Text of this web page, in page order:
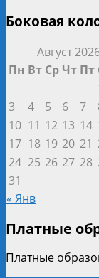
Боковая
Август
Пн Вт Ср Чт Пт
3
4 5 6 7
10 11 12 13 14
17 18 19 20 21
24 25 26 27 28
31
« Янв
Платные
Платные